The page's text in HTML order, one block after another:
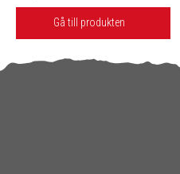
Gå till produkten